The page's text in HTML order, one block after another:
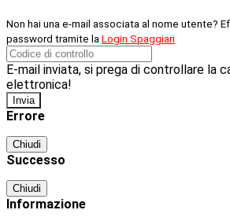
Non hai una e-mail associata al nome utente?
password tramite la Login Spaggiari
E-mail inviata, si prega di controllare la
elettronica!
Errore
Chiudi
Successo
Chiudi
Informazione